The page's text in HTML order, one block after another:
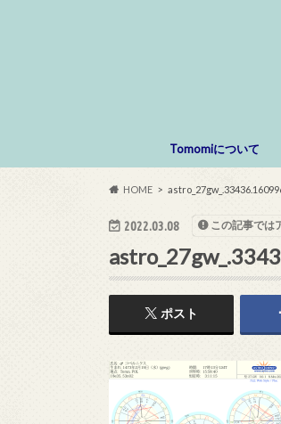
Tomomiについて
HOME
2022.03.08 この記事では
ポスト